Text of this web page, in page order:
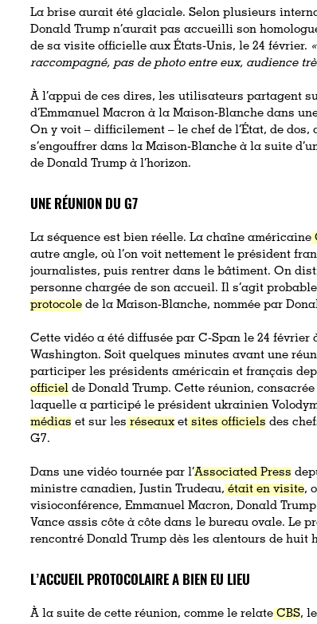
La brise aurait été glaciale. Selon plusieurs
Donald Trump n’aurait pas accueilli son
de sa visite officielle aux États-Unis, le 24 février.
raccompagné, pas de photo entre eux, audience
À l’appui de ces dires, les utilisateurs partagent
d’Emmanuel Macron à la Maison-Blanche dans
On y voit – difficilement – le chef de l’État, de
s’engouffrer dans la Maison-Blanche à la suite
de Donald Trump à l’horizon.
UNE RÉUNION DU G7
La séquence est bien réelle. La chaîne américaine
autre angle, où l’on voit nettement le président
journalistes, puis rentrer dans le bâtiment. On
personne chargée de son accueil. Il s’agit
protocole de la Maison-Blanche, nommée par
Cette vidéo a été diffusée par C-Span le 24 février
Washington. Soit quelques minutes avant une
participer les présidents américain et français
officiel de Donald Trump. Cette réunion,
laquelle a participé le président ukrainien
médias et sur les réseaux et sites officiels des
G7.
Dans une vidéo tournée par l’Associated Press
ministre canadien, Justin Trudeau, était en visite,
visioconférence, Emmanuel Macron, Donald
Vance assis côte à côte dans le bureau ovale. Le
rencontré Donald Trump dès les alentours de huit
L’ACCUEIL PROTOCOLAIRE A BIEN EU LIEU
À la suite de cette réunion, comme le relate CBS,